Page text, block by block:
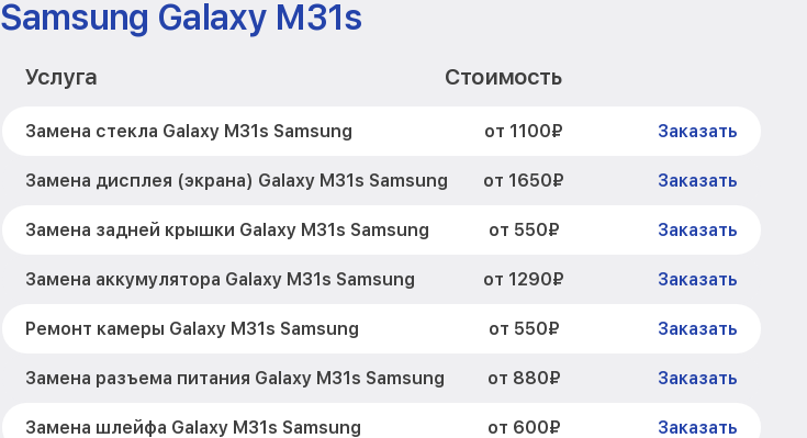
Samsung Galaxy M31s
Услуга Стоимость
Замена стекла Galaxy M31s Samsung от 1100₽ Заказать
Замена дисплея (экрана) Galaxy M31s Samsung от 1650₽ Заказать
Замена задней крышки Galaxy M31s Samsung от 550₽ Заказать
Замена аккумулятора Galaxy M31s Samsung от 1290₽ Заказать
Ремонт камеры Galaxy M31s Samsung от 550₽ Заказать
Замена разъема питания Galaxy M31s Samsung от 880₽ Заказать
Замена шлейфа Galaxy M31s Samsung от 600₽ Заказать